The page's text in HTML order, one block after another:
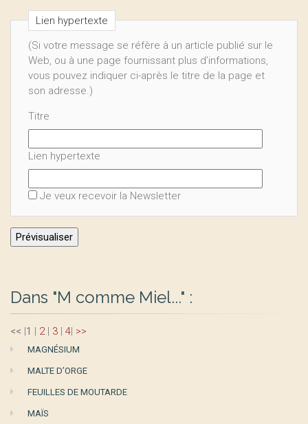
Lien hypertexte
(Si votre message se réfère à un article publié sur le
Web, ou à une page fournissant plus d’informations,
vous pouvez indiquer ci-après le titre de la page et
son adresse.)
Titre
Lien hypertexte
Je veux recevoir la Newsletter
Dans "M comme Miel..." :
<< |1 | 2 | 3 | 4| >>
MAGNÉSIUM
MALTE D’ORGE
FEUILLES DE MOUTARDE
MAÏS